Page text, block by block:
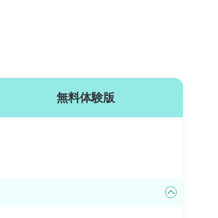
無料体験版